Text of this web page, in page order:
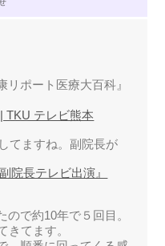
リポート医療大百科』
TKU テレビ熊本
てますね。副院長が
院長テレビ出演』
で約10年で５回目。
きてます。